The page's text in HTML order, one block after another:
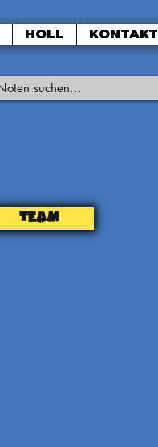
HOLL KONTAKT
TEAM